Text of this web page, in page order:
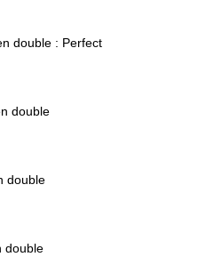
double : Perfect
double
double
double